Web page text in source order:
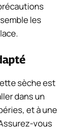
les
sèche est
dans un
et à une
vous